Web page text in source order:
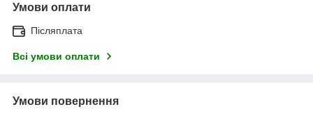
Умови оплати
Післяплата
Всі умови оплати
Умови повернення